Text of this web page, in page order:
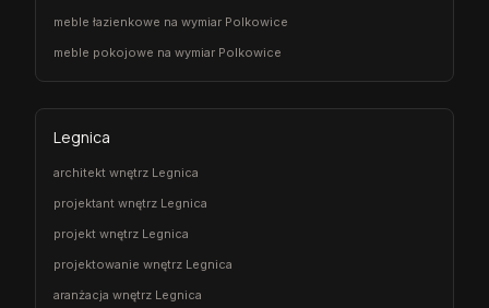
meble łazienkowe na wymiar Polkowice
meble pokojowe na wymiar Polkowice
Legnica
architekt wnętrz Legnica
projektant wnętrz Legnica
projekt wnętrz Legnica
projektowanie wnętrz Legnica
aranżacja wnętrz Legnica